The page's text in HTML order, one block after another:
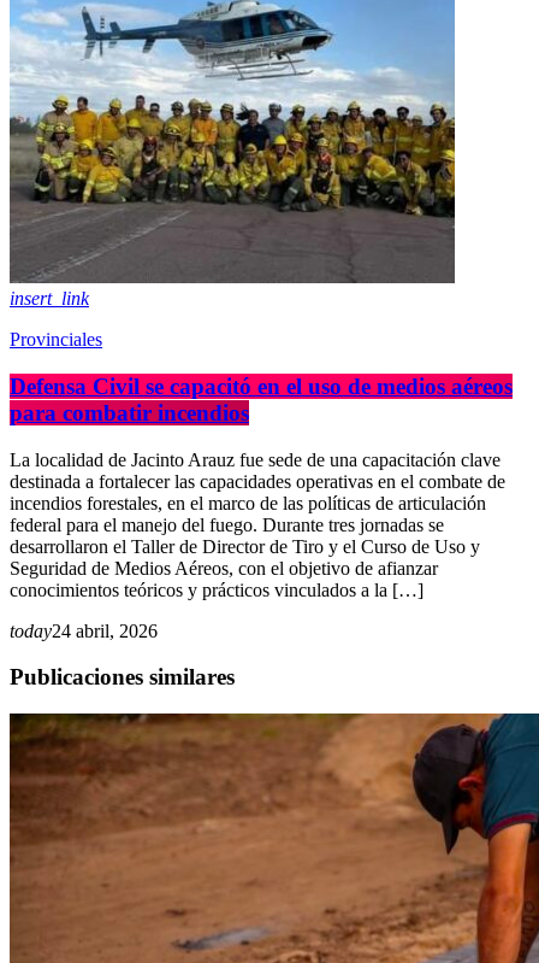
insert_link
Provinciales
Defensa Civil se capacitó en el uso de medios aéreos
para combatir incendios
La localidad de Jacinto Arauz fue sede de una capacitación clave
destinada a fortalecer las capacidades operativas en el combate de
incendios forestales, en el marco de las políticas de articulación
federal para el manejo del fuego. Durante tres jornadas se
desarrollaron el Taller de Director de Tiro y el Curso de Uso y
Seguridad de Medios Aéreos, con el objetivo de afianzar
conocimientos teóricos y prácticos vinculados a la […]
today24 abril, 2026
Publicaciones similares